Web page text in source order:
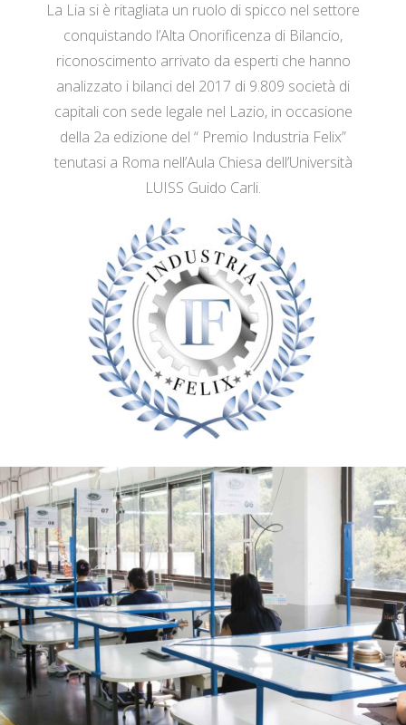
La Lia si è ritagliata un ruolo di spicco nel settore
conquistando l’Alta Onorificenza di Bilancio,
riconoscimento arrivato da esperti che hanno
analizzato i bilanci del 2017 di 9.809 società di
capitali con sede legale nel Lazio, in occasione
della 2a edizione del “ Premio Industria Felix”
tenutasi a Roma nell’Aula Chiesa dell’Università
LUISS Guido Carli.